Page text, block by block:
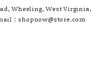
Wheeling, West Virginia,
: shopnow@store.com